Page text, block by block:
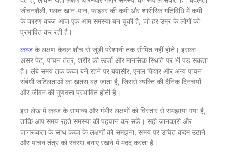
जीवनशैली, गलत खान-पान, फाइबर की कमी और शारीरिक गतिविधि में कमी
के कारण कब्ज आज एक आम समस्या बन चुकी है, जो हर उम्र के लोगों को
प्रभावित कर रही है।
कब्ज के लक्षण केवल शौच से जुड़ी परेशानी तक सीमित नहीं होते। इसका
असर पेट, पाचन तंत्र, शरीर की ऊर्जा और मानसिक स्थिति पर भी पड़ सकता
है। लंबे समय तक कब्ज बने रहने पर बवासीर, एनल फिशर और अन्य पाचन
संबंधी जटिलताओं का खतरा बढ़ जाता है, जिससे व्यक्ति की दैनिक दिनचर्या
और जीवन की गुणवत्ता प्रभावित होती है।
इस लेख में कब्ज के सामान्य और गंभीर लक्षणों को विस्तार से समझाया गया है,
ताकि आप समय रहते समस्या की पहचान कर सकें। सही जानकारी और
जागरूकता के साथ कब्ज के लक्षणों को समझना, समय पर उचित कदम उठाने
और पाचन तंत्र को स्वस्थ बनाए रखने में मदद करता है।